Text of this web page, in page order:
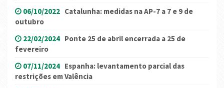
06/10/2022 Catalunha: medidas na AP-7 a 7 e 9 de
outubro
22/02/2024 Ponte 25 de abril encerrada a 25 de
fevereiro
07/11/2024 Espanha: levantamento parcial das
restrições em Valência